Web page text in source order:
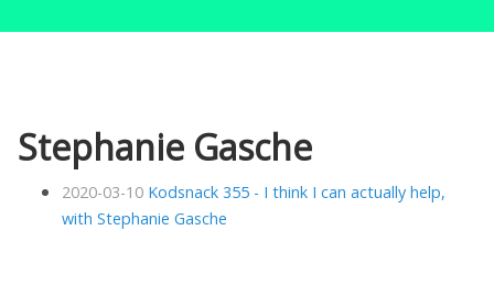
Stephanie Gasche
2020-03-10 Kodsnack 355 - I think I can actually help,
with Stephanie Gasche